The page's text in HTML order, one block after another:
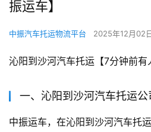
振运车】
中振汽车托运物流平台 2025年12月02
沁阳到沙河汽车托运【7分钟前有
一、沁阳到沙河汽车托运公
中振运车，在沁阳到沙河汽车托